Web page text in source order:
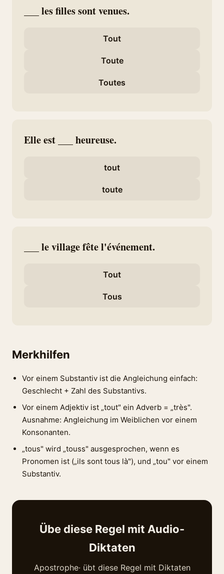
___ les filles sont venues.
Tout
Toute
Toutes
Elle est ___ heureuse.
tout
toute
___ le village fête l'événement.
Tout
Tous
Merkhilfen
Vor einem Substantiv ist die Angleichung einfach:
Geschlecht + Zahl des Substantivs.
Vor einem Adjektiv ist „tout" ein Adverb = „très".
Ausnahme: Angleichung im Weiblichen vor einem
Konsonanten.
„tous" wird „touss" ausgesprochen, wenn es
Pronomen ist („ils sont tous là"), und „tou" vor einem
Substantiv.
Übe diese Regel mit Audio-
Diktaten
Apostrophe· übt diese Regel mit Diktaten